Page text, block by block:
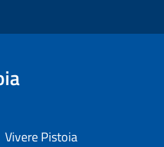
Vivere Pistoia